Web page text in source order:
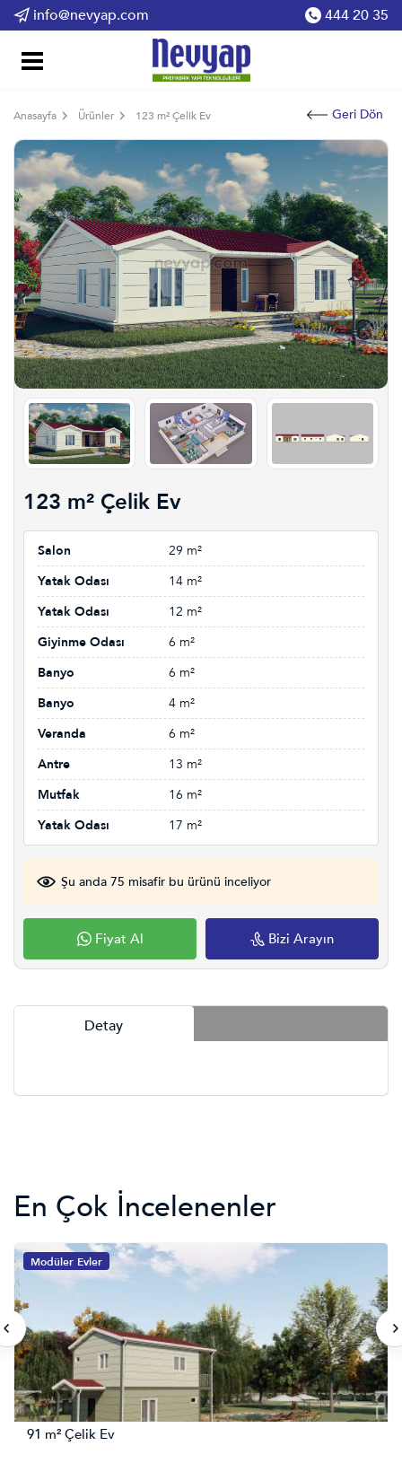
info@nevyap.com 444 20 35
Anasayfa Ürünler 123 m² Çelik Ev Geri Dön
123 m² Çelik Ev
Salon
29 m²
Yatak Odası
14 m²
Yatak Odası
12 m²
Giyinme Odası
6 m²
Banyo
6 m²
Banyo
4 m²
Veranda
6 m²
Antre
13 m²
Mutfak
16 m²
Yatak Odası
17 m²
Şu anda 75 misafir bu ürünü inceliyor
Fiyat Al Bizi Arayın
Detay
En Çok İncelenenler
Modüler Evler
91 m² Çelik Ev